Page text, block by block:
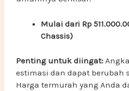
Mulai dari Rp
Chassis)
Penting untuk diingat:
estimasi dan dapat berubah
Harga termurah yang Anda